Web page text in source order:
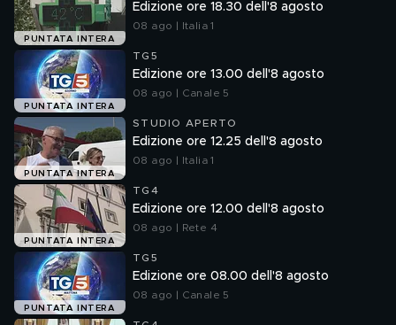
PUNTATA INTERA
Edizione ore 18.30 dell'8 agosto
08 ago | Italia 1
PUNTATA INTERA
TG5
Edizione ore 13.00 dell'8 agosto
08 ago | Canale 5
PUNTATA INTERA
STUDIO APERTO
Edizione ore 12.25 dell'8 agosto
08 ago | Italia 1
PUNTATA INTERA
TG4
Edizione ore 12.00 dell'8 agosto
08 ago | Rete 4
PUNTATA INTERA
TG5
Edizione ore 08.00 dell'8 agosto
08 ago | Canale 5